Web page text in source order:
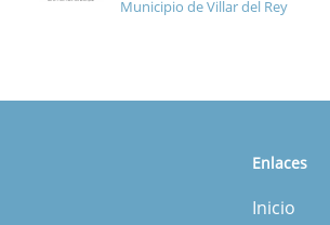
Municipio de Villar del Rey
Enlaces
Inicio